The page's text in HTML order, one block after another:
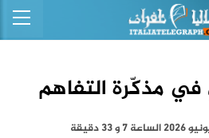
في مذكّرة التفاهم